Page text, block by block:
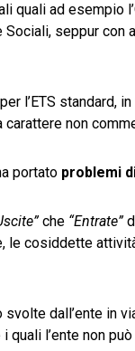
quali ad esempio
seppur con
l’ETS standard,
carattere non
portato problemi
che “Entrate”
le cosiddette
dall’ente in
quali l’ente non può